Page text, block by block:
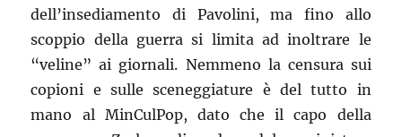
dell’insediamento di Pavolini, ma fino allo
scoppio della guerra si limita ad inoltrare le
“veline” ai giornali. Nemmeno la censura sui
copioni e sulle sceneggiature è del tutto in
mano al MinCulPop, dato che il capo della